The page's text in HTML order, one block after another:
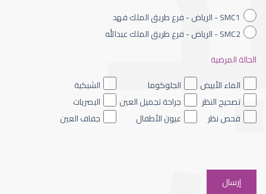
القرنية المخروطية والليزك
SMC1 - الرياض - فرع طريق الملك فهد
SMC2 - الرياض - فرع طريق الملك عبدالله
الحالة المرضية
الماء الأبيض
الجلوكوما
الشبكية
تصحيح النظر
جراحة تجميل العين
البصريات
فحص نظر
عيون الأطفال جفاف العين